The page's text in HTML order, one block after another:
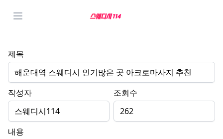
제목
해운대역 스웨디시 인기많은 곳 아크로마사지 추천
작성자
스웨디시114
조회수
262
내용